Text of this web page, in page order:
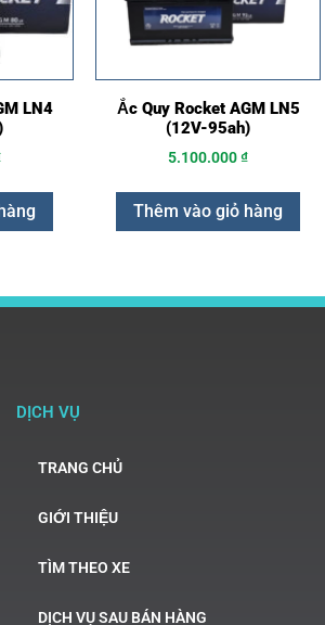
LN4
Ắc Quy Rocket AGM LN5
(12V-95ah)
5.100.000₫
Thêm vào giỏ hàng
DỊCH VỤ
TRANG CHỦ
GIỚI THIỆU
TÌM THEO XE
DỊCH VỤ SAU BÁN HÀNG